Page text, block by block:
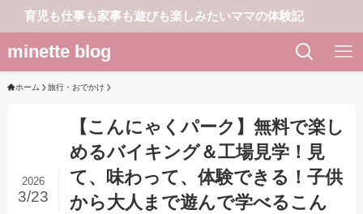
育児も仕事も家事も遊びも楽しみたいママの体験記
minette blog
ホーム 旅行・おでかけ
【こんにゃくパーク】無料で楽し
めるバイキング＆工場見学！見
て、味わって、体験できる！子供
から大人まで遊んで学べるこん
2026
3/23